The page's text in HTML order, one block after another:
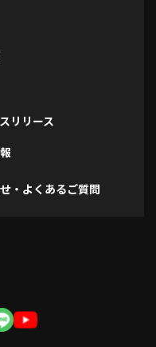
リリース
・よくあるご質問